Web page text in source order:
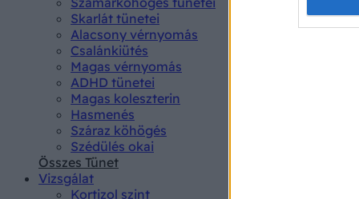
Skarlát tünetei
Alacsony vérnyomás
Csalánkiütés
Magas vérnyomás
ADHD tünetei
Magas koleszterin
Hasmenés
Száraz köhögés
Szédülés okai
Összes Tünet
Vizsgálat
Kortizol szint